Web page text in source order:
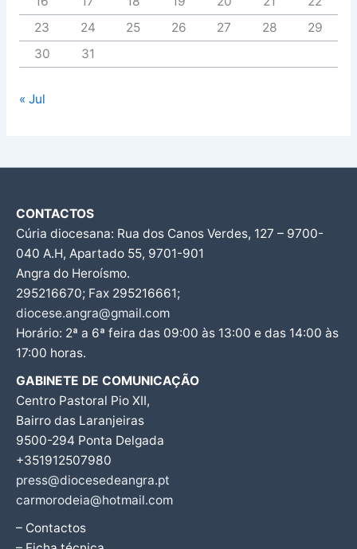
23
24 25 26 27 28
29
30
31
« Jul
CONTACTOS
Cúria diocesana: Rua dos Canos Verdes, 127 – 9700-
040 A.H, Apartado 55, 9701-901
Angra do Heroísmo.
295216670; Fax 295216661;
diocese.angra@gmail.com
Horário: 2ª a 6ª feira das 09:00 às 13:00 e das 14:00 às
17:00 horas.
GABINETE DE COMUNICAÇÃO
Centro Pastoral Pio XII,
Bairro das Laranjeiras
9500-294 Ponta Delgada
+351912507980
press@diocesedeangra.pt
carmorodeia@hotmail.com
– Contactos